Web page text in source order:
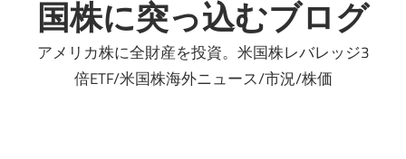
国株に突っ込むブログ
アメリカ株に全財産を投資。米国株レバレッジ3
倍ETF/米国株海外ニュース/市況/株価